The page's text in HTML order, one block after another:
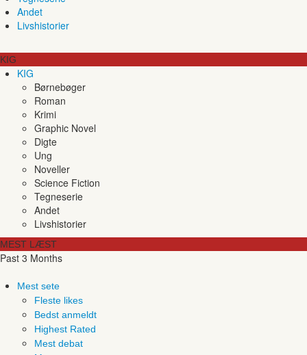
Andet
Livshistorier
KIG
KIG
Børnebøger
Roman
Krimi
Graphic Novel
Digte
Ung
Noveller
Science Fiction
Tegneserie
Andet
Livshistorier
MEST LÆST
Past 3 Months
Mest sete
Fleste likes
Bedst anmeldt
Highest Rated
Mest debat